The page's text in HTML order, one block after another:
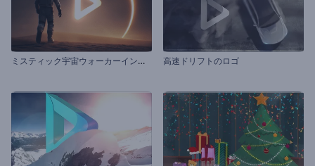
ミ
スティック宇宙ウォーカーイントロ動画 高速ドリフトのロゴ